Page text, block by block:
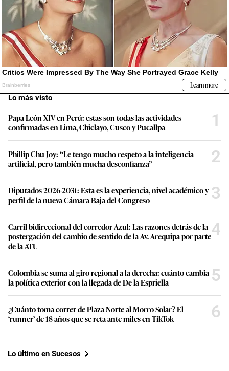
Lo más visto
Papa León XIV en Perú: estas son todas las actividades
confirmadas en Lima, Chiclayo, Cusco y Pucallpa
1
Phillip Chu Joy: “Le tengo mucho respeto a la inteligencia
artificial, pero también mucha desconfianza”
2
Diputados 2026-2031: Esta es la experiencia, nivel académico y
perfil de la nueva Cámara Baja del Congreso
3
Carril bidireccional del corredor Azul: Las razones detrás de la
postergación del cambio de sentido de la Av. Arequipa por parte
de la ATU
4
Colombia se suma al giro regional a la derecha: cuánto cambia
la política exterior con la llegada de De la Espriella
5
¿Cuánto toma correr de Plaza Norte al Morro Solar? El
‘runner’ de 18 años que se reta ante miles en TikTok
6
Lo último en Sucesos